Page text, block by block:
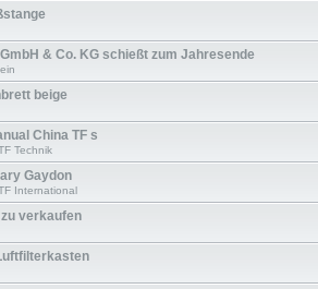
& Co. KG schießt zum Jahresende
beige
China TF s
Technik
Gaydon
International
verkaufen